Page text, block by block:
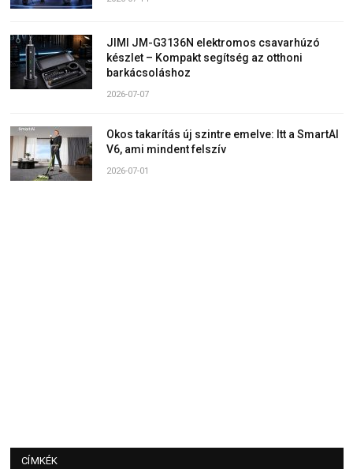
JIMI JM-G3136N elektromos csavarhúzó
készlet – Kompakt segítség az otthoni
barkácsoláshoz
2026-07-07
Okos takarítás új szintre emelve: Itt a SmartAI
V6, ami mindent felszív
2026-07-01
CÍMKÉK